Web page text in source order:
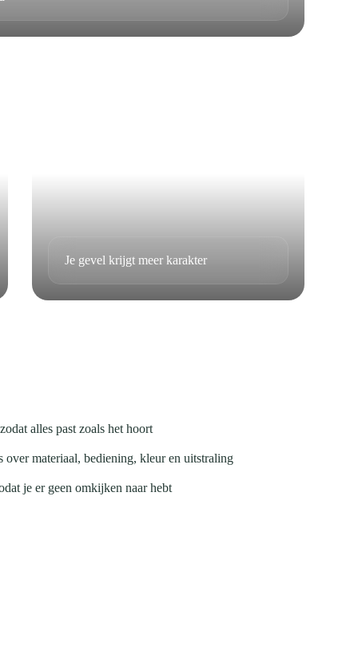
Je gevel krijgt meer karakter
alles past zoals het hoort
over materiaal, bediening, kleur en uitstraling
je er geen omkijken naar hebt